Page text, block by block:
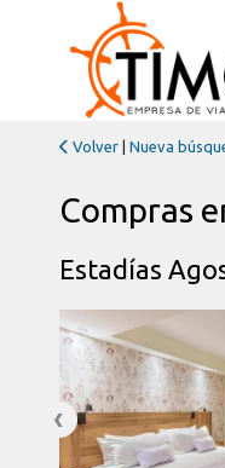
Volver| Nueva
Compras
Estadías